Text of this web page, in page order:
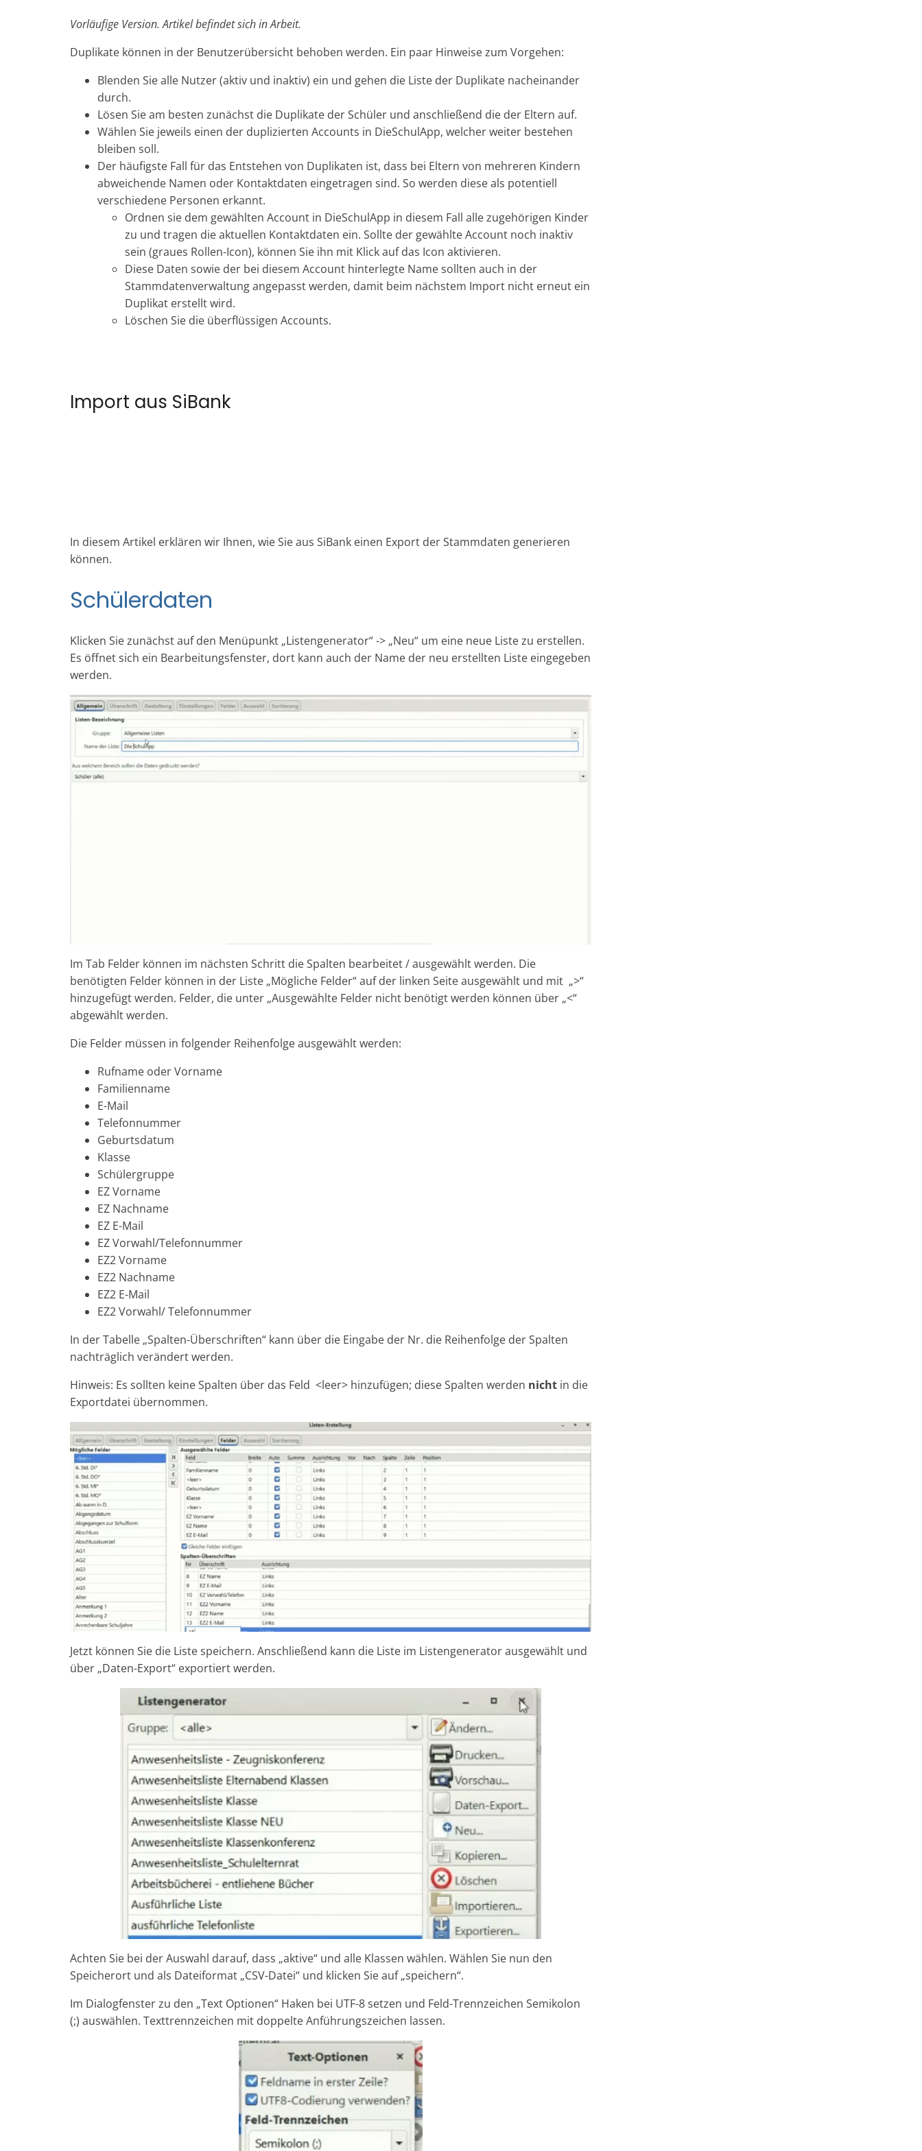
Vorläufige Version. Artikel befindet sich in Arbeit.
Duplikate können in der Benutzerübersicht behoben werden. Ein paar Hinweise zum Vorgehen:
Blenden Sie alle Nutzer (aktiv und inaktiv) ein und gehen die Liste der Duplikate nacheinander
durch.
Lösen Sie am besten zunächst die Duplikate der Schüler und anschließend die der Eltern auf.
Wählen Sie jeweils einen der duplizierten Accounts in DieSchulApp, welcher weiter bestehen
bleiben soll.
Der häufigste Fall für das Entstehen von Duplikaten ist, dass bei Eltern von mehreren Kindern
abweichende Namen oder Kontaktdaten eingetragen sind. So werden diese als potentiell
verschiedene Personen erkannt.
Ordnen sie dem gewählten Account in DieSchulApp in diesem Fall alle zugehörigen Kinder
zu und tragen die aktuellen Kontaktdaten ein. Sollte der gewählte Account noch inaktiv
sein (graues Rollen-Icon), können Sie ihn mit Klick auf das Icon aktivieren.
Diese Daten sowie der bei diesem Account hinterlegte Name sollten auch in der
Stammdatenverwaltung angepasst werden, damit beim nächstem Import nicht erneut ein
Duplikat erstellt wird.
Löschen Sie die überflüssigen Accounts.
Import aus SiBank
In diesem Artikel erklären wir Ihnen, wie Sie aus SiBank einen Export der Stammdaten generieren
können.
Schülerdaten
Klicken Sie zunächst auf den Menüpunkt „Listengenerator“ -> „Neu“ um eine neue Liste zu erstellen.
Es öffnet sich ein Bearbeitungsfenster, dort kann auch der Name der neu erstellten Liste eingegeben
werden.
Im Tab Felder können im nächsten Schritt die Spalten bearbeitet / ausgewählt werden. Die
benötigten Felder können in der Liste „Mögliche Felder“ auf der linken Seite ausgewählt und mit „>“
hinzugefügt werden. Felder, die unter „Ausgewählte Felder nicht benötigt werden können über „<“
abgewählt werden.
Die Felder müssen in folgender Reihenfolge ausgewählt werden:
Rufname oder Vorname
Familienname
E-Mail
Telefonnummer
Geburtsdatum
Klasse
Schülergruppe
EZ Vorname
EZ Nachname
EZ E-Mail
EZ Vorwahl/Telefonnummer
EZ2 Vorname
EZ2 Nachname
EZ2 E-Mail
EZ2 Vorwahl/ Telefonnummer
In der Tabelle „Spalten-Überschriften“ kann über die Eingabe der Nr. die Reihenfolge der Spalten
nachträglich verändert werden.
Hinweis: Es sollten keine Spalten über das Feld <leer> hinzufügen; diese Spalten werden nicht in die
Exportdatei übernommen.
Jetzt können Sie die Liste speichern. Anschließend kann die Liste im Listengenerator ausgewählt und
über „Daten-Export“ exportiert werden.
Achten Sie bei der Auswahl darauf, dass „aktive“ und alle Klassen wählen. Wählen Sie nun den
Speicherort und als Dateiformat „CSV-Datei“ und klicken Sie auf „speichern“.
Im Dialogfenster zu den „Text Optionen“ Haken bei UTF-8 setzen und Feld-Trennzeichen Semikolon
(;) auswählen. Texttrennzeichen mit doppelte Anführungszeichen lassen.